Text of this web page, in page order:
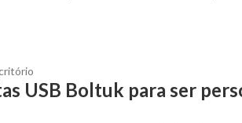
USB Boltuk para ser